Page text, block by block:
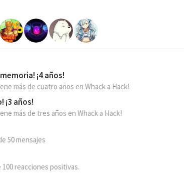
¡4 años!
más de cuatro años en Whack a Hack!
¡3 años!
más de tres años en Whack a Hack!
50 mensajes
100 reacciones positivas.